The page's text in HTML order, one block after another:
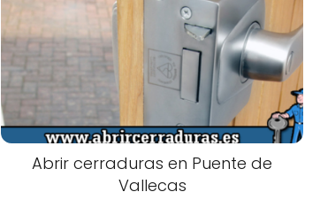
Abrir cerraduras en Puente de
Vallecas